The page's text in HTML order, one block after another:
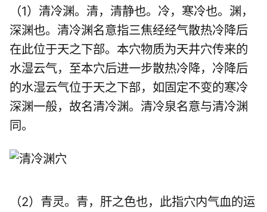
（1）清冷渊。清，清静也。冷，寒冷也。渊，
深渊也。清冷渊名意指三焦经经气散热冷降后
在此位于天之下部。本穴物质为天井穴传来的
水湿云气，至本穴后进一步散热冷降，冷降后
的水湿云气位于天之下部，如固定不变的寒冷
深渊一般，故名清冷渊。清冷泉名意与清冷渊
同。
（2）青灵。青，肝之色也，此指穴内气血的运